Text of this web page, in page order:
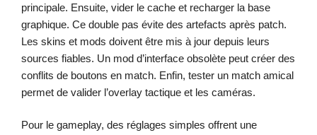
principale. Ensuite, vider le cache et recharger la base
graphique. Ce double pas évite des artefacts après patch.
Les skins et mods doivent être mis à jour depuis leurs
sources fiables. Un mod d’interface obsolète peut créer des
conflits de boutons en match. Enfin, tester un match amical
permet de valider l’overlay tactique et les caméras.
Pour le gameplay, des réglages simples offrent une